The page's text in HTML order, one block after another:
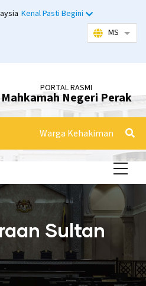
Kenal Pasti Begini
MS
PORTAL RASMI
Mahkamah Negeri Perak
Warga Kehakiman
Sultan